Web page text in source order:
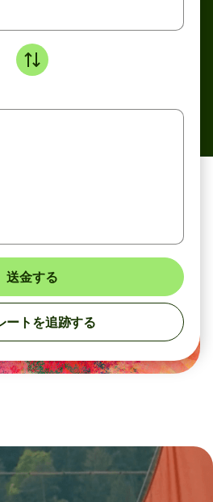
送金する
ートを追跡する